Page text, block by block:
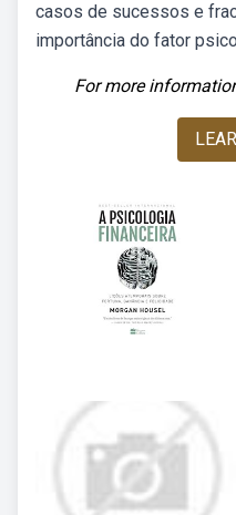
casos de sucessos e
importância do fator
For more